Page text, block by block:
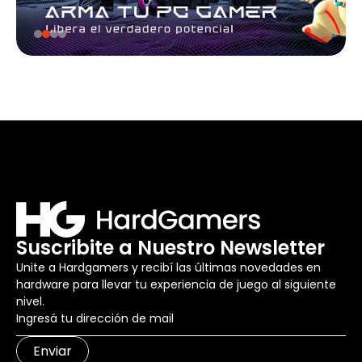
Suscribite a Nuestro Newsletter
Unite a Hardgamers y recibí las últimas novedades en
hardware para llevar tu experiencia de juego al siguiente
nivel.
Enviar